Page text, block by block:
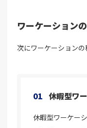
ワーケーション
次にワーケーションの
01 休暇型ワ
休暇型ワーケー